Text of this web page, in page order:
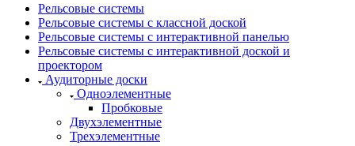
Рельсовые системы
Рельсовые системы с классной доской
Рельсовые системы с интерактивной панелью
Рельсовые системы с интерактивной доской и
проектором
Аудиторные доски
Одноэлементные
Пробковые
Двухэлементные
Трехэлементные